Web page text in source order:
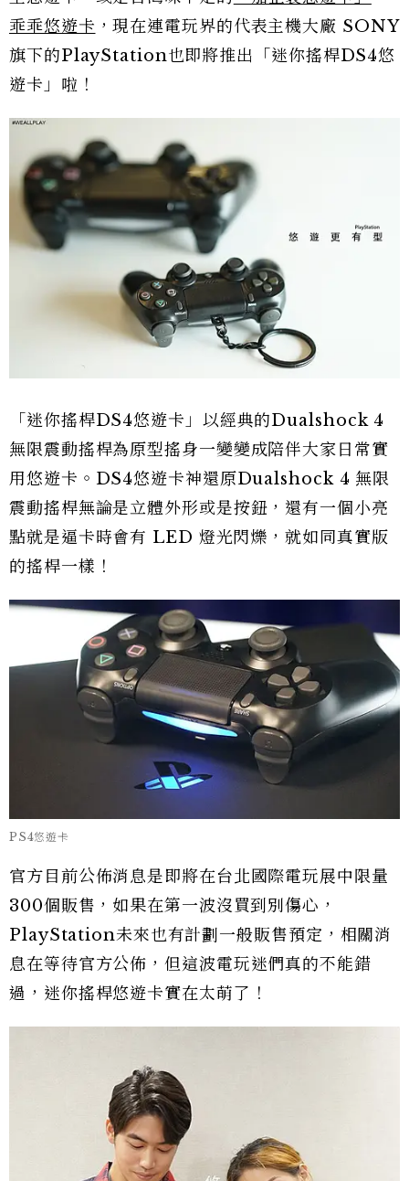
乖乖悠遊卡 ，現在連電玩界的代表主機大廠 SONY
旗下的PlayStation也即將推出「迷你搖桿DS4悠
遊卡」啦！
「迷你搖桿DS4悠遊卡」以經典的Dualshock 4
無限震動搖桿為原型搖身一變變成陪伴大家日常實
用悠遊卡。DS4悠遊卡神還原Dualshock 4 無限
震動搖桿無論是立體外形或是按鈕，還有一個小亮
點就是逼卡時會有 LED 燈光閃爍，就如同真實版
的搖桿一樣！
PS4悠遊卡
官方目前公佈消息是即將在台北國際電玩展中限量
300個販售，如果在第一波沒買到別傷心，
PlayStation未來也有計劃一般販售預定，相關消
息在等待官方公佈，但這波電玩迷們真的不能錯
過，迷你搖桿悠遊卡實在太萌了！